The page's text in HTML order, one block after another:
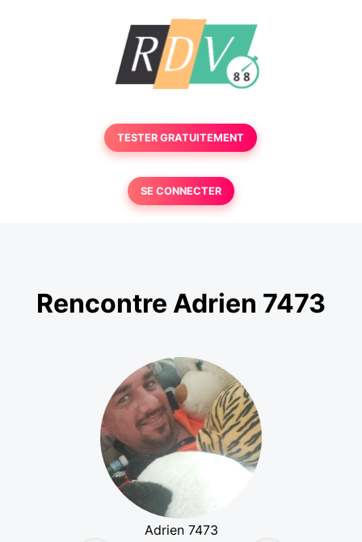
TESTER GRATUITEMENT
SE CONNECTER
Rencontre Adrien 7473
Adrien 7473